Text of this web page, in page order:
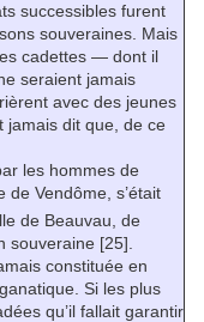
successibles furent
souveraines. Mais
cadettes — dont il
seraient jamais
avec des jeunes
jamais dit que, de ce
les hommes de
de Vendôme, s’était
de Beauvau, de
souveraine [25]
constituée en
Si les plus
qu’il fallait garantir